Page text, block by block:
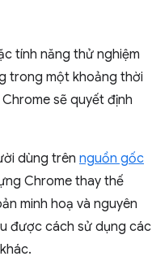
tính năng thử nghiệm
trong một khoảng thời
sẽ quyết định
dùng trên nguồn gốc
Chrome thay thế
minh hoạ và nguyên
được cách sử dụng các